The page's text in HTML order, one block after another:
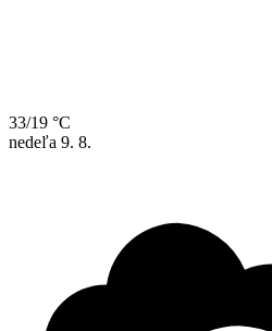
33/19 °C
nedeľa 9. 8.